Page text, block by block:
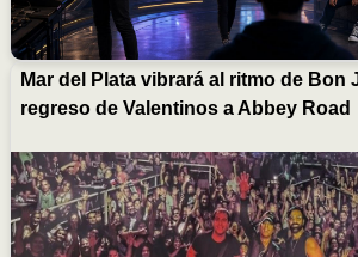
Mar del Plata vibrará al ritmo de Bon
regreso de Valentinos a Abbey Road